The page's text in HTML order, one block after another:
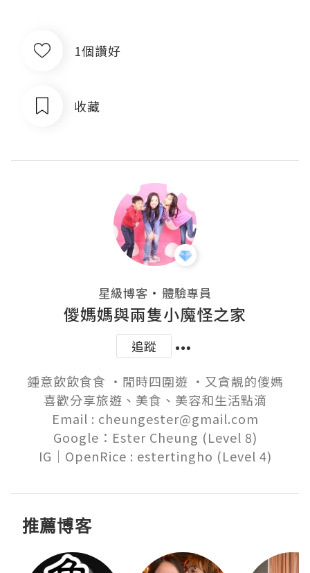
1個讚好
收藏
星級博客 ・ 體驗專員
儍媽媽與兩隻小魔怪之家
追蹤
鍾意飲飲食食 ‧閒時四圍遊 ‧又貪靚的儍媽
喜歡分享旅遊、美食、美容和生活點滴
Email : cheungester@gmail.com
Google：Ester Cheung (Level 8)
推薦博客